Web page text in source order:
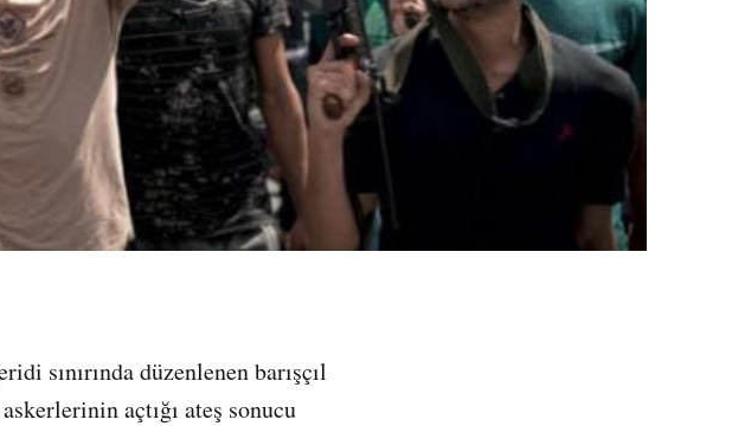
sınırında düzenlenen barışçıl
açtığı ateş sonucu